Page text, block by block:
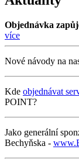
Objednávka
více
Nové návody na
Kde objednávat
POINT?
Jako generální
Bechyňska -